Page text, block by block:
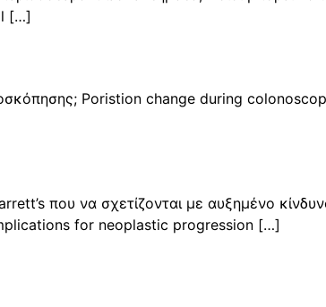
[…]
Poristion change during
που να σχετίζονται με αυξημένο
for neoplastic progression […]